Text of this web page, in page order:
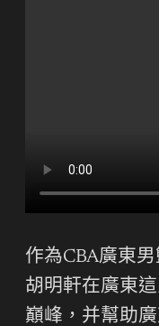
作為CBA廣東
胡明軒在廣東
巔峰，并幫助